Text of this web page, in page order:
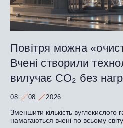
Повітря можна
Вчені створили
вилучає CO₂ без
08 08 2026
Зменшити кількість вуглекислого
намагаються вчені по всьому